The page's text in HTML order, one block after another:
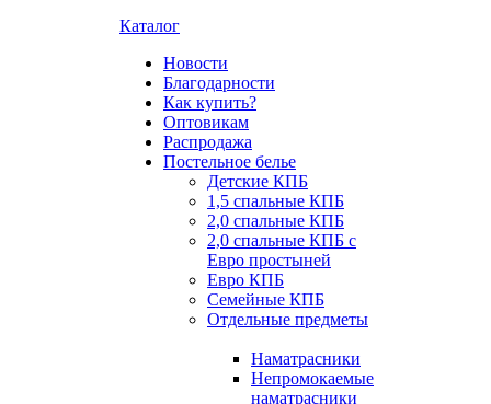
Каталог
Новости
Благодарности
Как купить?
Оптовикам
Распродажа
Постельное белье
Детские КПБ
1,5 спальные КПБ
2,0 спальные КПБ
2,0 спальные КПБ с
Евро простыней
Евро КПБ
Семейные КПБ
Отдельные предметы
Наматрасники
Непромокаемые
наматрасники